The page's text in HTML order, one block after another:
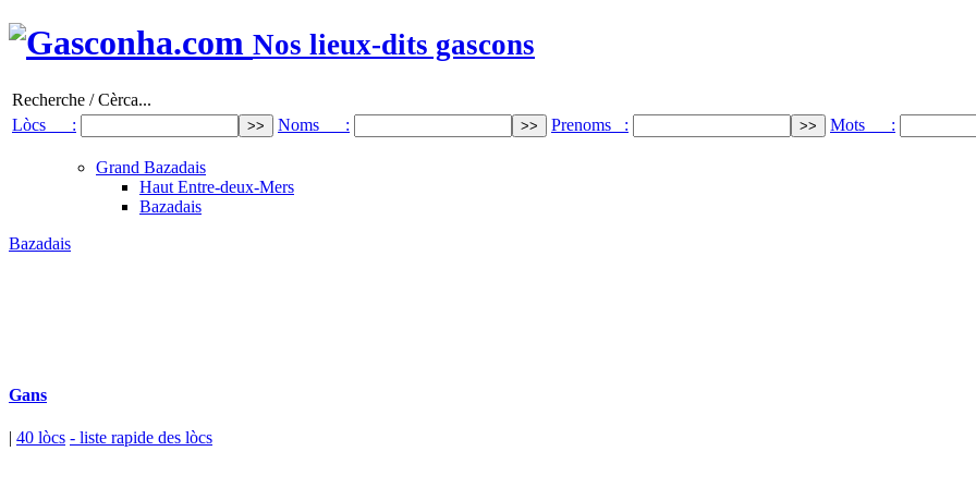
Nos lieux-dits gascons
Recherche / Cèrca...
Lòcs :
Noms : Prenoms : Mots :
Grand Bazadais
Haut Entre-deux-Mers
Bazadais
Bazadais
Gans
| 40 lòcs - liste rapide des lòcs